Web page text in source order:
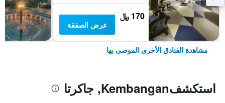
170 ﷼
عرض الصفقة
مشاهدة الفنادق الأخرى الموصى بها
استكشفKembangan, جاكرتا